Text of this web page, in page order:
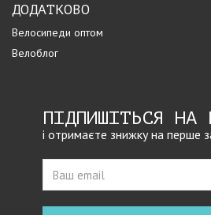
ДОДАТКОВО
Велосипеди оптом
Велоблог
ПІДПИШІТЬСЯ НА
і отримаєте знижку на перше